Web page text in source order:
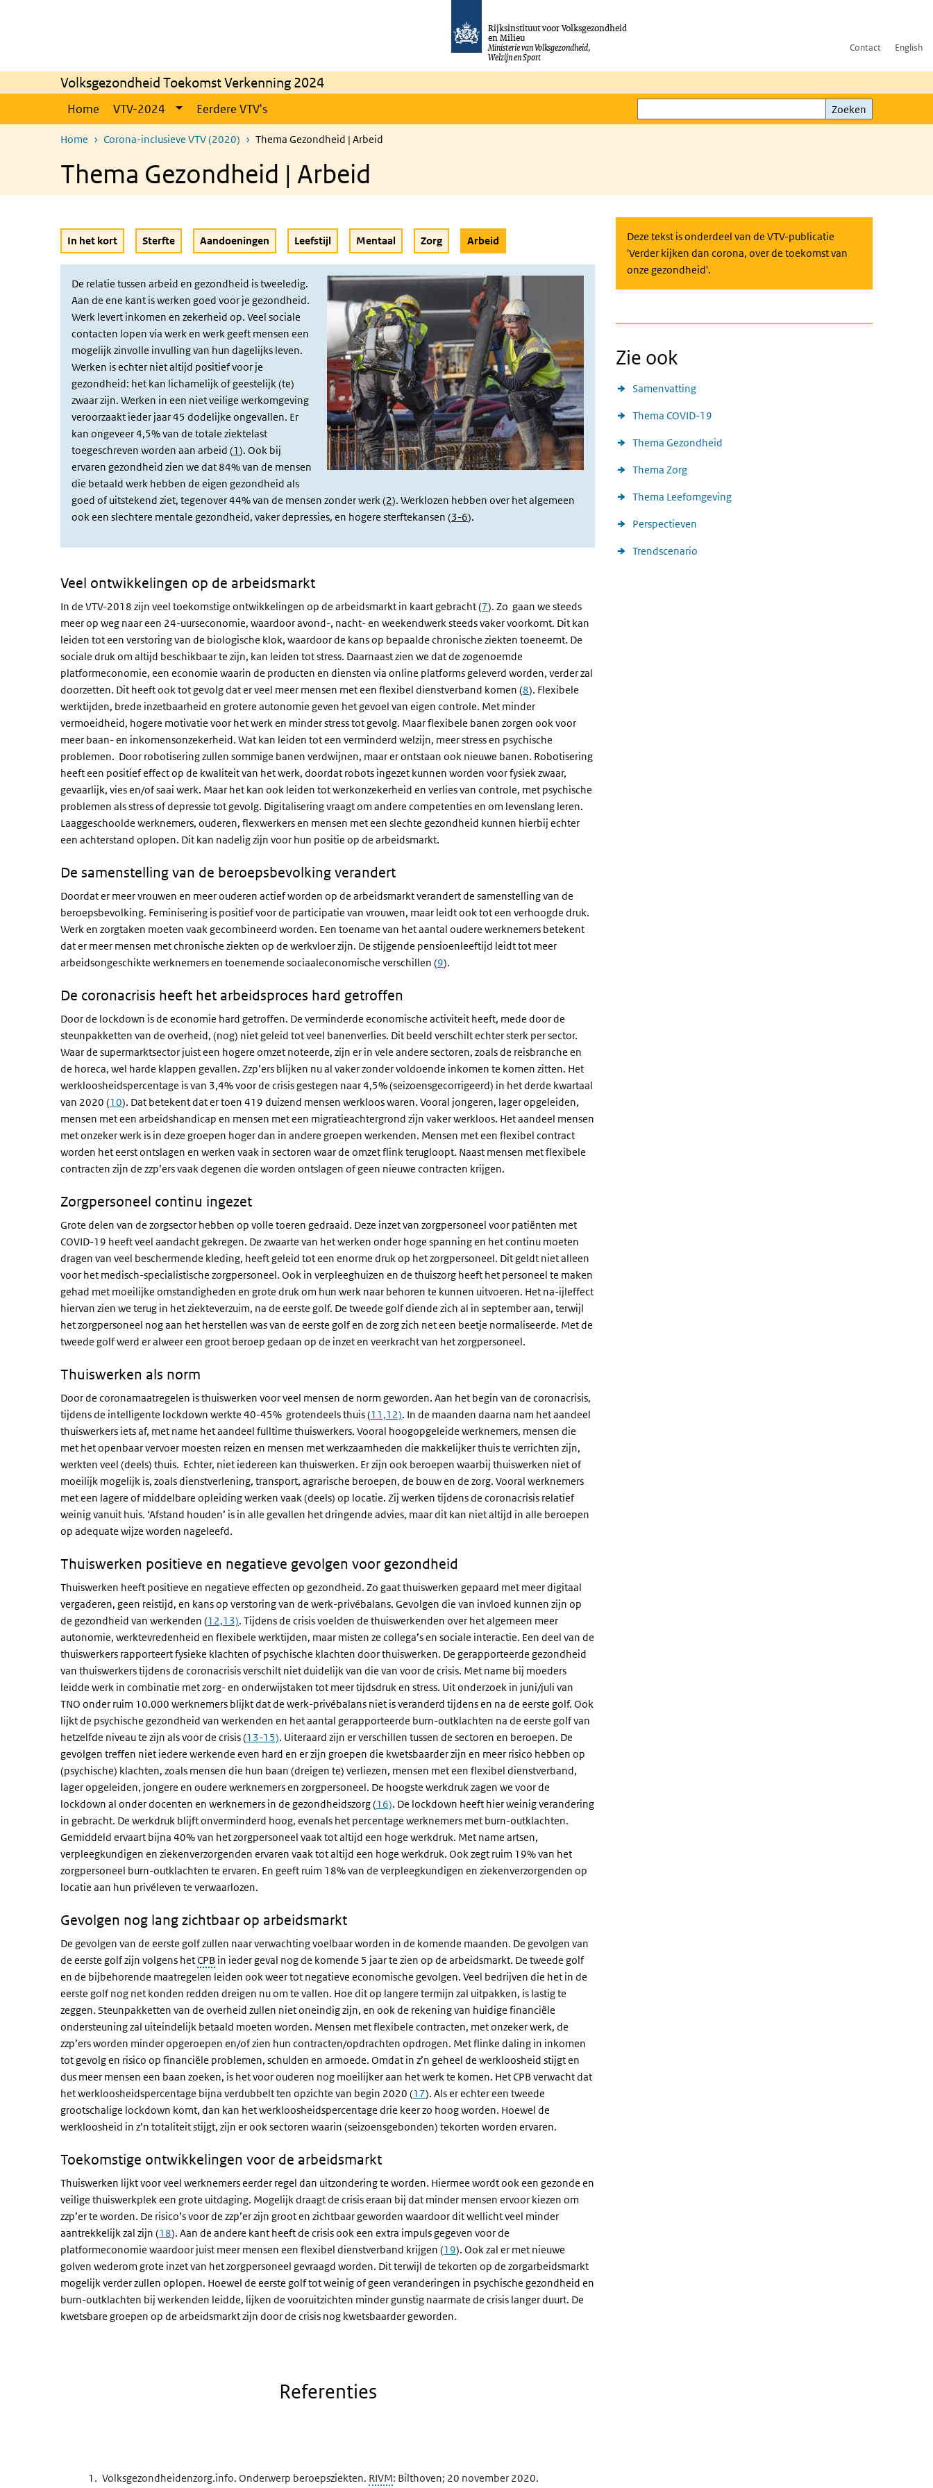
Rijksinstituut voor Volksgezondheid
en Milieu
Ministerie van Volksgezondheid,
Welzijn en Sport
Contact English
Volksgezondheid Toekomst Verkenning 2024
Home VTV-2024 Eerdere VTV's
Zoeken
Zoeken
Home Corona-inclusieve VTV (2020) Thema Gezondheid | Arbeid
Thema Gezondheid | Arbeid
In het kort Sterfte Aandoeningen Leefstijl Mentaal Zorg Arbeid
De relatie tussen arbeid en gezondheid is tweeledig.
Aan de ene kant is werken goed voor je gezondheid.
Werk levert inkomen en zekerheid op. Veel sociale
contacten lopen via werk en werk geeft mensen een
mogelijk zinvolle invulling van hun dagelijks leven.
Werken is echter niet altijd positief voor je
gezondheid: het kan lichamelijk of geestelijk (te)
zwaar zijn. Werken in een niet veilige werkomgeving
veroorzaakt ieder jaar 45 dodelijke ongevallen. Er
kan ongeveer 4,5% van de totale ziektelast
toegeschreven worden aan arbeid (1). Ook bij
ervaren gezondheid zien we dat 84% van de mensen
die betaald werk hebben de eigen gezondheid als
goed of uitstekend ziet, tegenover 44% van de mensen zonder werk (2). Werklozen hebben over het algemeen
ook een slechtere mentale gezondheid, vaker depressies, en hogere sterftekansen (3-6).
Veel ontwikkelingen op de arbeidsmarkt
In de VTV-2018 zijn veel toekomstige ontwikkelingen op de arbeidsmarkt in kaart gebracht (7). Zo gaan we steeds
meer op weg naar een 24-uurseconomie, waardoor avond-, nacht- en weekendwerk steeds vaker voorkomt. Dit kan
leiden tot een verstoring van de biologische klok, waardoor de kans op bepaalde chronische ziekten toeneemt. De
sociale druk om altijd beschikbaar te zijn, kan leiden tot stress. Daarnaast zien we dat de zogenoemde
platformeconomie, een economie waarin de producten en diensten via online platforms geleverd worden, verder zal
doorzetten. Dit heeft ook tot gevolg dat er veel meer mensen met een flexibel dienstverband komen (8). Flexibele
werktijden, brede inzetbaarheid en grotere autonomie geven het gevoel van eigen controle. Met minder
vermoeidheid, hogere motivatie voor het werk en minder stress tot gevolg. Maar flexibele banen zorgen ook voor
meer baan- en inkomensonzekerheid. Wat kan leiden tot een verminderd welzijn, meer stress en psychische
problemen. Door robotisering zullen sommige banen verdwijnen, maar er ontstaan ook nieuwe banen. Robotisering
heeft een positief effect op de kwaliteit van het werk, doordat robots ingezet kunnen worden voor fysiek zwaar,
gevaarlijk, vies en/of saai werk. Maar het kan ook leiden tot werkonzekerheid en verlies van controle, met psychische
problemen als stress of depressie tot gevolg. Digitalisering vraagt om andere competenties en om levenslang leren.
Laaggeschoolde werknemers, ouderen, flexwerkers en mensen met een slechte gezondheid kunnen hierbij echter
een achterstand oplopen. Dit kan nadelig zijn voor hun positie op de arbeidsmarkt.
De samenstelling van de beroepsbevolking verandert
Doordat er meer vrouwen en meer ouderen actief worden op de arbeidsmarkt verandert de samenstelling van de
beroepsbevolking. Feminisering is positief voor de participatie van vrouwen, maar leidt ook tot een verhoogde druk.
Werk en zorgtaken moeten vaak gecombineerd worden. Een toename van het aantal oudere werknemers betekent
dat er meer mensen met chronische ziekten op de werkvloer zijn. De stijgende pensioenleeftijd leidt tot meer
arbeidsongeschikte werknemers en toenemende sociaaleconomische verschillen (9).
De coronacrisis heeft het arbeidsproces hard getroffen
Door de lockdown is de economie hard getroffen. De verminderde economische activiteit heeft, mede door de
steunpakketten van de overheid, (nog) niet geleid tot veel banenverlies. Dit beeld verschilt echter sterk per sector.
Waar de supermarktsector juist een hogere omzet noteerde, zijn er in vele andere sectoren, zoals de reisbranche en
de horeca, wel harde klappen gevallen. Zzp’ers blijken nu al vaker zonder voldoende inkomen te komen zitten. Het
werkloosheidspercentage is van 3,4% voor de crisis gestegen naar 4,5% (seizoensgecorrigeerd) in het derde kwartaal
van 2020 (10). Dat betekent dat er toen 419 duizend mensen werkloos waren. Vooral jongeren, lager opgeleiden,
mensen met een arbeidshandicap en mensen met een migratieachtergrond zijn vaker werkloos. Het aandeel mensen
met onzeker werk is in deze groepen hoger dan in andere groepen werkenden. Mensen met een flexibel contract
worden het eerst ontslagen en werken vaak in sectoren waar de omzet flink terugloopt. Naast mensen met flexibele
contracten zijn de zzp’ers vaak degenen die worden ontslagen of geen nieuwe contracten krijgen.
Zorgpersoneel continu ingezet
Grote delen van de zorgsector hebben op volle toeren gedraaid. Deze inzet van zorgpersoneel voor patiënten met
COVID-19 heeft veel aandacht gekregen. De zwaarte van het werken onder hoge spanning en het continu moeten
dragen van veel beschermende kleding, heeft geleid tot een enorme druk op het zorgpersoneel. Dit geldt niet alleen
voor het medisch-specialistische zorgpersoneel. Ook in verpleeghuizen en de thuiszorg heeft het personeel te maken
gehad met moeilijke omstandigheden en grote druk om hun werk naar behoren te kunnen uitvoeren. Het na-ijleffect
hiervan zien we terug in het ziekteverzuim, na de eerste golf. De tweede golf diende zich al in september aan, terwijl
het zorgpersoneel nog aan het herstellen was van de eerste golf en de zorg zich net een beetje normaliseerde. Met de
tweede golf werd er alweer een groot beroep gedaan op de inzet en veerkracht van het zorgpersoneel.
Thuiswerken als norm
Door de coronamaatregelen is thuiswerken voor veel mensen de norm geworden. Aan het begin van de coronacrisis,
tijdens de intelligente lockdown werkte 40-45% grotendeels thuis (11,12). In de maanden daarna nam het aandeel
thuiswerkers iets af, met name het aandeel fulltime thuiswerkers. Vooral hoogopgeleide werknemers, mensen die
met het openbaar vervoer moesten reizen en mensen met werkzaamheden die makkelijker thuis te verrichten zijn,
werkten veel (deels) thuis. Echter, niet iedereen kan thuiswerken. Er zijn ook beroepen waarbij thuiswerken niet of
moeilijk mogelijk is, zoals dienstverlening, transport, agrarische beroepen, de bouw en de zorg. Vooral werknemers
met een lagere of middelbare opleiding werken vaak (deels) op locatie. Zij werken tijdens de coronacrisis relatief
weinig vanuit huis. ‘Afstand houden’ is in alle gevallen het dringende advies, maar dit kan niet altijd in alle beroepen
op adequate wijze worden nageleefd.
Thuiswerken positieve en negatieve gevolgen voor gezondheid
Thuiswerken heeft positieve en negatieve effecten op gezondheid. Zo gaat thuiswerken gepaard met meer digitaal
vergaderen, geen reistijd, en kans op verstoring van de werk-privébalans. Gevolgen die van invloed kunnen zijn op
de gezondheid van werkenden (12,13). Tijdens de crisis voelden de thuiswerkenden over het algemeen meer
autonomie, werktevredenheid en flexibele werktijden, maar misten ze collega’s en sociale interactie. Een deel van de
thuiswerkers rapporteert fysieke klachten of psychische klachten door thuiswerken. De gerapporteerde gezondheid
van thuiswerkers tijdens de coronacrisis verschilt niet duidelijk van die van voor de crisis. Met name bij moeders
leidde werk in combinatie met zorg- en onderwijstaken tot meer tijdsdruk en stress. Uit onderzoek in juni/juli van
TNO onder ruim 10.000 werknemers blijkt dat de werk-privébalans niet is veranderd tijdens en na de eerste golf. Ook
lijkt de psychische gezondheid van werkenden en het aantal gerapporteerde burn-outklachten na de eerste golf van
hetzelfde niveau te zijn als voor de crisis (13-15). Uiteraard zijn er verschillen tussen de sectoren en beroepen. De
gevolgen treffen niet iedere werkende even hard en er zijn groepen die kwetsbaarder zijn en meer risico hebben op
(psychische) klachten, zoals mensen die hun baan (dreigen te) verliezen, mensen met een flexibel dienstverband,
lager opgeleiden, jongere en oudere werknemers en zorgpersoneel. De hoogste werkdruk zagen we voor de
lockdown al onder docenten en werknemers in de gezondheidszorg (16). De lockdown heeft hier weinig verandering
in gebracht. De werkdruk blijft onverminderd hoog, evenals het percentage werknemers met burn-outklachten.
Gemiddeld ervaart bijna 40% van het zorgpersoneel vaak tot altijd een hoge werkdruk. Met name artsen,
verpleegkundigen en ziekenverzorgenden ervaren vaak tot altijd een hoge werkdruk. Ook zegt ruim 19% van het
zorgpersoneel burn-outklachten te ervaren. En geeft ruim 18% van de verpleegkundigen en ziekenverzorgenden op
locatie aan hun privéleven te verwaarlozen.
Gevolgen nog lang zichtbaar op arbeidsmarkt
De gevolgen van de eerste golf zullen naar verwachting voelbaar worden in de komende maanden. De gevolgen van
de eerste golf zijn volgens hetCPB in ieder geval nog de komende 5 jaar te zien op de arbeidsmarkt. De tweede golf
en de bijbehorende maatregelen leiden ook weer tot negatieve economische gevolgen. Veel bedrijven die het in de
eerste golf nog net konden redden dreigen nu om te vallen. Hoe dit op langere termijn zal uitpakken, is lastig te
zeggen. Steunpakketten van de overheid zullen niet oneindig zijn, en ook de rekening van huidige financiële
ondersteuning zal uiteindelijk betaald moeten worden. Mensen met flexibele contracten, met onzeker werk, de
zzp’ers worden minder opgeroepen en/of zien hun contracten/opdrachten opdrogen. Met flinke daling in inkomen
tot gevolg en risico op financiële problemen, schulden en armoede. Omdat in z’n geheel de werkloosheid stijgt en
dus meer mensen een baan zoeken, is het voor ouderen nog moeilijker aan het werk te komen. Het CPB verwacht dat
het werkloosheidspercentage bijna verdubbelt ten opzichte van begin 2020 (17). Als er echter een tweede
grootschalige lockdown komt, dan kan het werkloosheidspercentage drie keer zo hoog worden. Hoewel de
werkloosheid in z’n totaliteit stijgt, zijn er ook sectoren waarin (seizoensgebonden) tekorten worden ervaren.
Toekomstige ontwikkelingen voor de arbeidsmarkt
Thuiswerken lijkt voor veel werknemers eerder regel dan uitzondering te worden. Hiermee wordt ook een gezonde en
veilige thuiswerkplek een grote uitdaging. Mogelijk draagt de crisis eraan bij dat minder mensen ervoor kiezen om
zzp’er te worden. De risico’s voor de zzp’er zijn groot en zichtbaar geworden waardoor dit wellicht veel minder
aantrekkelijk zal zijn (18). Aan de andere kant heeft de crisis ook een extra impuls gegeven voor de
platformeconomie waardoor juist meer mensen een flexibel dienstverband krijgen (19). Ook zal er met nieuwe
golven wederom grote inzet van het zorgpersoneel gevraagd worden. Dit terwijl de tekorten op de zorgarbeidsmarkt
mogelijk verder zullen oplopen. Hoewel de eerste golf tot weinig of geen veranderingen in psychische gezondheid en
burn-outklachten bij werkenden leidde, lijken de vooruitzichten minder gunstig naarmate de crisis langer duurt. De
kwetsbare groepen op de arbeidsmarkt zijn door de crisis nog kwetsbaarder geworden.
Referenties
Volksgezondheidenzorg.info. Onderwerp beroepsziekten. RIVM: Bilthoven; 20 november 2020.
Deze tekst is onderdeel van de VTV-publicatie
'Verder kijken dan corona, over de toekomst van
onze gezondheid'.
Zie ook
Samenvatting
Thema COVID-19
Thema Gezondheid
Thema Zorg
Thema Leefomgeving
Perspectieven
Trendscenario